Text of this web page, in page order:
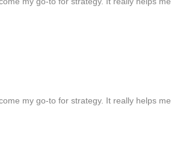
my go-to for strategy. It really helps me